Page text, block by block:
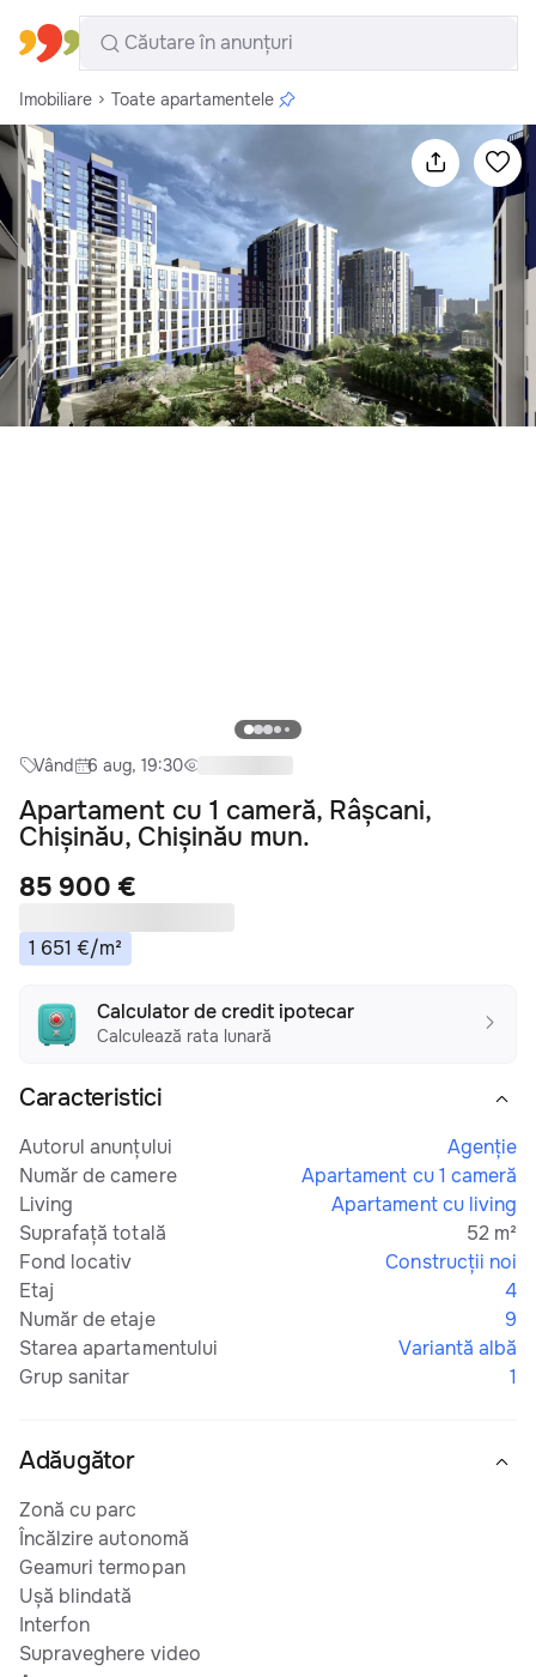
Toate regiunile Română
Imobiliare Toate apartamentele
Vând 6 aug, 19:30
Apartament cu 1 cameră, Râșcani,
Chișinău, Chișinău mun.
85 900 €
1 651 €/m²
Calculator de credit ipotecar
Calculează rata lunară
Caracteristici
Autorul anunțului
Agenție
Număr de camere
Apartament cu 1 cameră
Living
Apartament cu living
Suprafață totală
52 m²
Fond locativ
Construcţii noi
Etaj
4
Număr de etaje
9
Starea apartamentului
Variantă albă
Grup sanitar
1
Adăugător
Zonă cu parc
Încălzire autonomă
Geamuri termopan
Ușă blindată
Interfon
Supraveghere video